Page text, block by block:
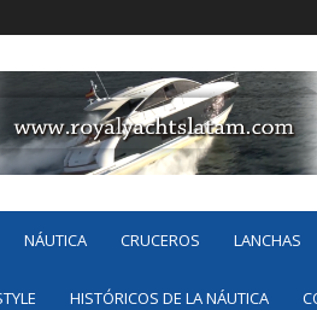
NÁUTICA CRUCEROS LANCHAS
HISTÓRICOS DE LA NÁUTICA